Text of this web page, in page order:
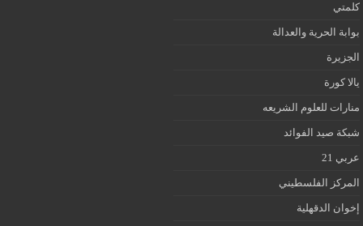
كلمتي
بوابة الحرية والعدالة
الجزيرة
يالا كورة
منارات للعلوم الشريعه
شبكة صيد الفوائد
عربي 21
المركز الفلسطيني
إخوان الدقهلية